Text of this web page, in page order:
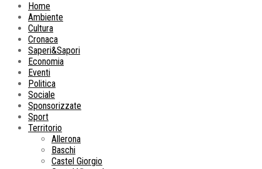
Home
Ambiente
Cultura
Cronaca
Saperi&Sapori
Economia
Eventi
Politica
Sociale
Sponsorizzate
Sport
Territorio
Allerona
Baschi
Castel Giorgio